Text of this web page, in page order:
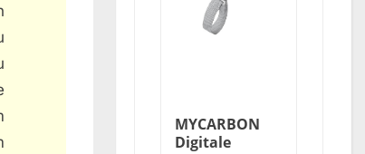
MYCARBON
Digitale